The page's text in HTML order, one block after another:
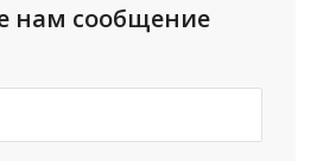
нам сообщение